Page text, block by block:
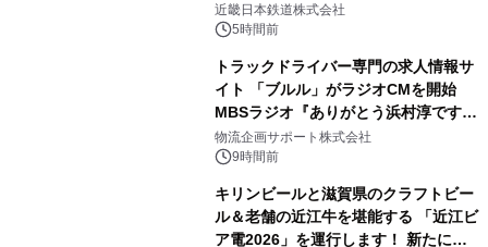
近畿日本鉄道株式会社
5時間前
トラックドライバー専門の求人情報サ
イト 「ブルル」がラジオCMを開始
MBSラジオ『ありがとう浜村淳です』
にて8月1日(土)より
物流企画サポート株式会社
9時間前
キリンビールと滋賀県のクラフトビー
ル＆老舗の近江牛を堪能する 「近江ビ
ア電2026」を運行します！ 新たに